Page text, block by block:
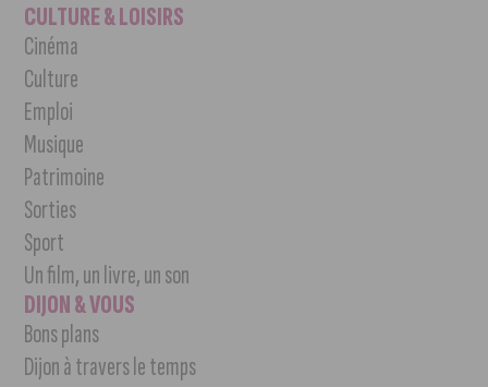
CULTURE & LOISIRS
Cinéma
Culture
Emploi
Musique
Patrimoine
Sorties
Sport
Un film, un livre, un son
DIJON & VOUS
Bons plans
Dijon à travers le temps